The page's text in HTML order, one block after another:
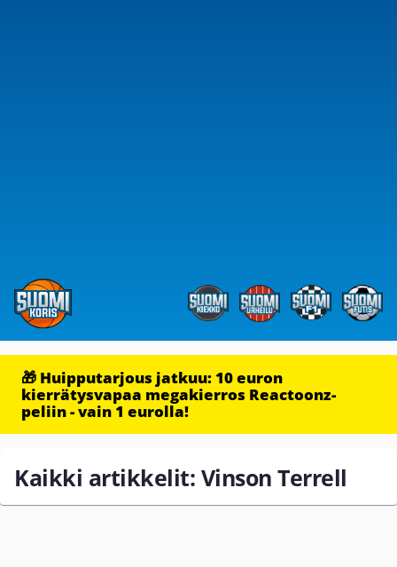
🎁 Huipputarjous jatkuu: 10 euron
kierrätysvapaa megakierros Reactoonz-
peliin - vain 1 eurolla!
Kaikki artikkelit: Vinson Terrell